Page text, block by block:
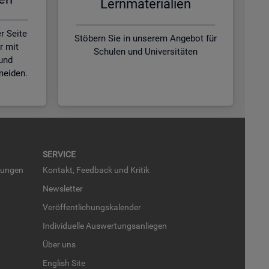
Seite
mit
Lern­ma­te­ria­li­en
Stöbern Sie in unserem Angebot für
Schulen und Universitäten
SER­VICE
Kon­takt, Feed­back und Kri­tik
News­let­ter
Ver­öf­fent­li­chungs­ka­len­der
In­di­vi­du­el­le Aus­wer­tungs­an­lie­gen
Über uns
English Site